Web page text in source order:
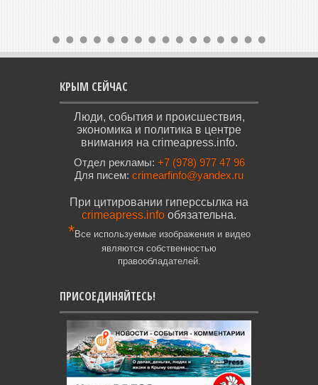
КРЫМ СЕЙЧАС
Люди, события и происшествия,
экономика и политика в центре
внимания на crimeapress.info.
Отдел рекламы: +7 (978) 977 47 96
Для писем: crimearfinfo@yandex.ru
При цитировании гиперссылка на
crimeapress.info обязательна.
*Все используемые изображения и видео
являются собственностью
правообладателей.
ПРИСОЕДИНЯЙТЕСЬ!